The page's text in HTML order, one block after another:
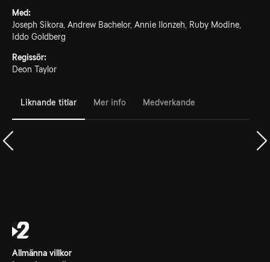
Med:
Joseph Sikora, Andrew Bachelor, Annie Ilonzeh, Ruby Modine,
Iddo Goldberg
Regissör:
Deon Taylor
Liknande titlar Mer info Medverkande
Allmänna villkor